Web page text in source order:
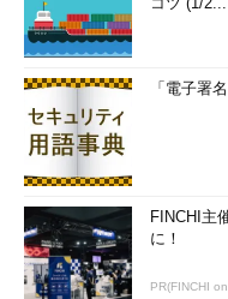
図6 「NetworkMiner」でファイ
メニューバーの[File]→[Open]か
この結果から、問題ファ
てみよう。
「電子署
FINCHI主
に！
PR(FINCHI